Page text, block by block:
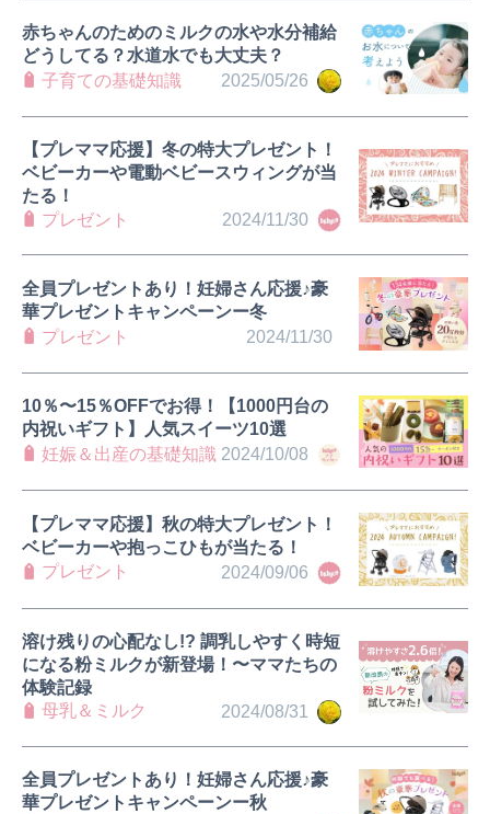
2025/05/26
赤ちゃんのためのミルクの水や水分補給
どうしてる？水道水でも大丈夫？
子育ての基礎知識
2024/11/30
【プレママ応援】冬の特大プレゼント！
ベビーカーや電動ベビースウィングが当
たる！
プレゼント
2024/11/30
全員プレゼントあり！妊婦さん応援♪豪
華プレゼントキャンペーンー冬
プレゼント
2024/10/08
10％〜15％OFFでお得！【1000円台の
内祝いギフト】人気スイーツ10選
妊娠＆出産の基礎知識
2024/09/06
【プレママ応援】秋の特大プレゼント！
ベビーカーや抱っこひもが当たる！
プレゼント
2024/08/31
溶け残りの心配なし!? 調乳しやすく時短
になる粉ミルクが新登場！〜ママたちの
体験記録
母乳＆ミルク
全員プレゼントあり！妊婦さん応援♪豪
華プレゼントキャンペーンー秋